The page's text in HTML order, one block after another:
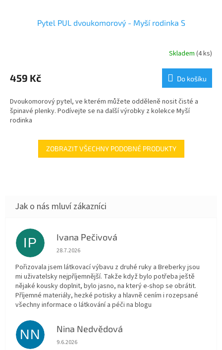
Pytel PUL dvoukomorový - Myší rodinka S
Skladem (4 ks)
459 Kč Do košíku
Dvoukomorový pytel, ve kterém můžete odděleně nosit čisté a
špinavé plenky. Podívejte se na další výrobky z kolekce Myší
rodinka
ZOBRAZIT VŠECHNY PODOBNÉ PRODUKTY
IP Ivana Pečivová
Hodnocení obchodu je 5 z 5 hvězdiček.
28.7.2026
Pořizovala jsem látkovací výbavu z druhé ruky a Breberky jsou
mi uživatelsky nejpříjemnější. Takže když bylo potřeba ještě
nějaké kousky doplnit, bylo jasno, na který e-shop se obrátit.
Příjemné materiály, hezké potisky a hlavně cením i rozepsané
všechny informace o látkování a péči na blogu
NN Nina Nedvědová
Hodnocení obchodu je 5 z 5 hvězdiček.
9.6.2026